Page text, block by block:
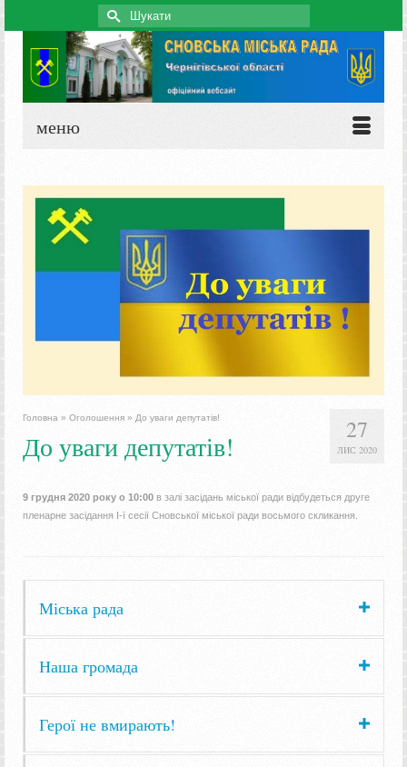
Search
for:
меню
27
ЛИС 2020
Головна » Оголошення » До уваги депутатів!
До уваги депутатів!
9 грудня 2020 року о 10:00 в залі засідань міської ради відбудеться друге
пленарне засідання І-ї сесії Сновської міської ради восьмого скликання.
Міська рада
Наша громада
Герої не вмирають!